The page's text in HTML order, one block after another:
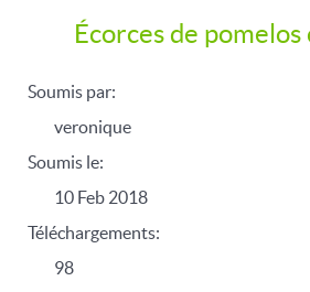
Écorces de
Soumis par:
veronique
Soumis le:
10 Feb 2018
Téléchargements:
98